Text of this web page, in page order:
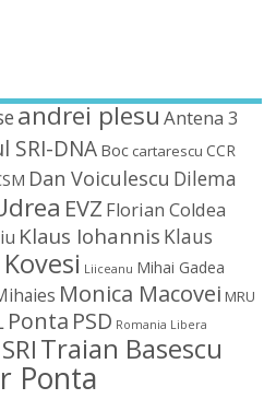
andrei plesuAntena 3
SRI-DNA Boc cartarescu CCR
Dan Voiculescu Dilema
EVZ Florian Coldea
Klaus Iohannis Klaus
Liiceanu Mihai Gadea
Monica Macovei MRU
Ponta PSD Romania Libera
SRITraian Basescu
Ponta